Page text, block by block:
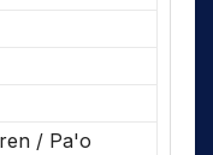
/ Pa'o